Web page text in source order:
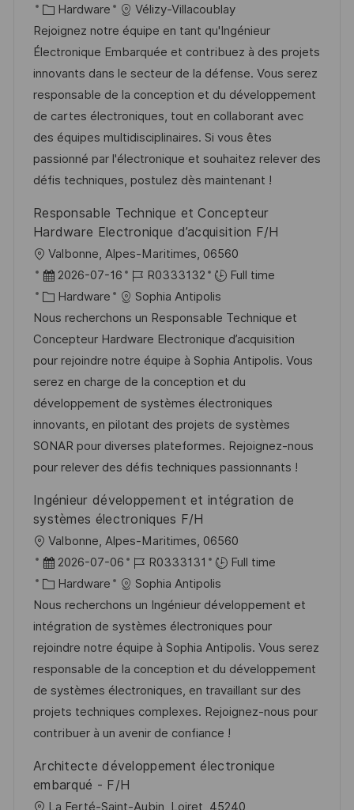
c
a
t
i
o
n
o
s
t
e
d
D
a
t
e
o
b
I
d
C
a
t
e
g
o
r
y
Hardware
Vélizy-Villacoublay
Rejoignez notre équipe en tant qu'Ingénieur
Électronique Embarquée et contribuez à des projets
innovants dans le secteur de la défense. Vous serez
responsable de la conception et du développement
de cartes électroniques, tout en collaborant avec
des équipes multidisciplinaires. Si vous êtes
passionné par l'électronique et souhaitez relever des
défis techniques, postulez dès maintenant !
Responsable Technique et Concepteur
Hardware Electronique d’acquisition F/H
L
o
c
a
t
i
o
n
Valbonne, Alpes-Maritimes, 06560
P
o
s
t
e
d
D
a
t
e
2026-07-16
J
o
b
I
d
R0333132
Full time
C
a
t
e
g
o
r
y
Hardware
Sophia Antipolis
Nous recherchons un Responsable Technique et
Concepteur Hardware Electronique d’acquisition
pour rejoindre notre équipe à Sophia Antipolis. Vous
serez en charge de la conception et du
développement de systèmes électroniques
innovants, en pilotant des projets de systèmes
SONAR pour diverses plateformes. Rejoignez-nous
pour relever des défis techniques passionnants !
Ingénieur développement et intégration de
systèmes électroniques F/H
L
o
c
a
t
i
o
n
Valbonne, Alpes-Maritimes, 06560
P
o
s
t
e
d
D
a
t
2026-07-06
J
o
b
I
d
R0333131
Full time
C
a
t
e
g
o
r
y
Hardware
Sophia Antipolis
Nous recherchons un Ingénieur développement et
intégration de systèmes électroniques pour
rejoindre notre équipe à Sophia Antipolis. Vous serez
responsable de la conception et du développement
de systèmes électroniques, en travaillant sur des
projets techniques complexes. Rejoignez-nous pour
contribuer à un avenir de confiance !
Architecte développement électronique
embarqué - F/H
L
La Ferté-Saint-Aubin, Loiret, 45240